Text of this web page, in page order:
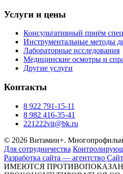
Услуги и цены
Консультативный приём
Инструментальные методы
Лабораторные исследования
Медицинские осмотры и
Другие услуги
Контакты
8 922 791-15-11
8 982 416-35-41
221222vit@bk.ru
© 2026 Витамин+.
Для сотрудничества
Разработка сайта — агентство
ИМЕЮТСЯ